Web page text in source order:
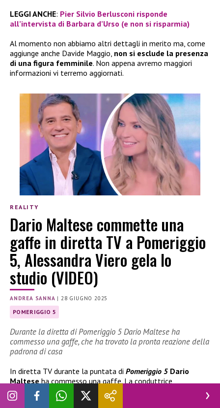
LEGGI ANCHE: Pier Silvio Berlusconi risponde
all’intervista di Barbara d’Urso (e non si risparmia)
Al momento non abbiamo altri dettagli in merito ma, come
aggiunge anche Davide Maggio, non si esclude la presenza
di una figura femminile. Non appena avremo maggiori
informazioni vi terremo aggiornati.
REALITY
Dario Maltese commette una
gaffe in diretta TV a Pomeriggio
5, Alessandra Viero gela lo
studio (VIDEO)
ANDREA SANNA | 28 GIUGNO 2025
POMERIGGIO 5
Durante la diretta di Pomeriggio 5 Dario Maltese ha
commesso una gaffe, che ha trovato la pronta reazione della
padrona di casa
In diretta TV durante la puntata di Pomeriggio 5 Dario
Maltese ha commesso una gaffe. La conduttrice
Alessandra Viero
ha gelato lo studio con la sua reazione.
Cosa è successo.